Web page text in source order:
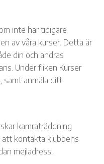
inte har tidigare
av våra kurser. Detta är
din och andras
Under fliken Kurser
samt anmäla ditt
kamraträddning
att kontakta klubbens
mejladress.